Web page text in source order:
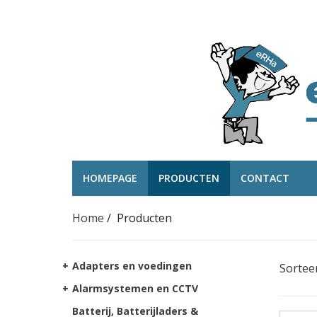
HOMEPAGE PRODUCTEN CONTACT
Home / Producten
+ Adapters en voedingen
+ Alarmsystemen en CCTV
Batterij, Batterijladers &